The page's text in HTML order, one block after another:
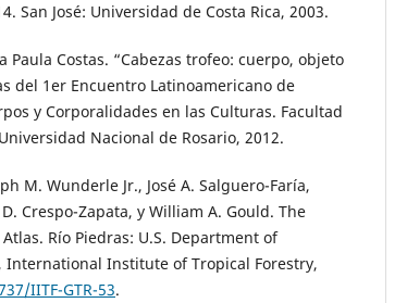
San José: Universidad de Costa Rica, 2003.
Paula Costas. “Cabezas trofeo: cuerpo, objeto
del 1er Encuentro Latinoamericano de
y Corporalidades en las Culturas. Facultad
Nacional de Rosario, 2012.
M. Wunderle Jr., José A. Salguero-Faría,
Crespo-Zapata, y William A. Gould. The
Río Piedras: U.S. Department of
International Institute of Tropical Forestry,
IITF-GTR-53.